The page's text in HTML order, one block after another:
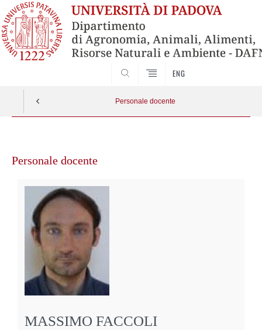
ENG
Personale docente
contenuto
Personale docente
MASSIMO FACCOLI